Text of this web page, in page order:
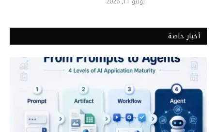
أخبار خاصة